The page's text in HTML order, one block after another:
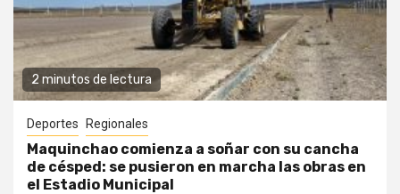
2 minutos de lectura
Deportes Regionales
Maquinchao comienza a soñar con su cancha
de césped: se pusieron en marcha las obras en
el Estadio Municipal